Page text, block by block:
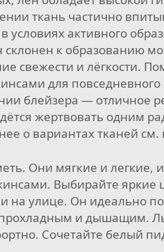
ткань частично
активного
склонен к
свежести и лёгкости.
для
блейзера — отличное
жертвовать одним
о вариантах тканей
Они мягкие и легкие,
Выбирайте яркие
на улице. Он идеально
прохладным и дышащим.
Сочетайте белый